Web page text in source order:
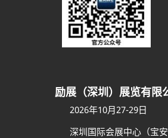
励展（深圳）展览有限
2026年10月27-29日
深圳国际会展中心（宝安